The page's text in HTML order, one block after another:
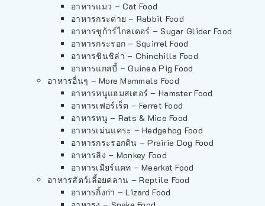
อาหารแมว – Cat Food
อาหารกระต่าย – Rabbit Food
อาหารชูก้าร์ไกลเดอร์ – Sugar Glider Food
อาหารกระรอก – Squirrel Food
อาหารชินชิล่า – Chinchilla Food
อาหารแกสบี้ – Guinea Pig Food
อาหารอื่นๆ – More Mammals Food
อาหารหนูแฮมสเตอร์ – Hamster Food
อาหารเฟอร์เร็ต – Ferret Food
อาหารหนู – Rats & Mice Food
อาหารเม่นแคระ – Hedgehog Food
อาหารกระรอกดิน – Prairie Dog Food
อาหารลิง – Monkey Food
อาหารเมียร์แคท – Meerkat Food
อาหารสัตว์เลี้อยคลาน – Reptile Food
อาหารกิ้งก่า – Lizard Food